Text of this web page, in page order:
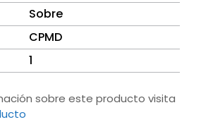
Sobre
CPMD
1
sobre este producto visita